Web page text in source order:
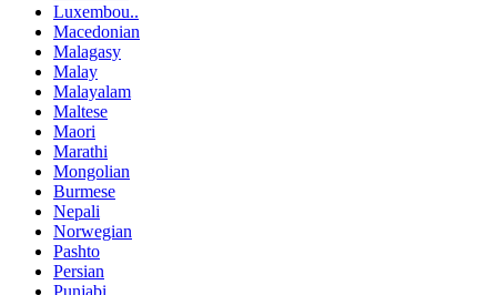
Luxembou..
Macedonian
Malagasy
Malay
Malayalam
Maltese
Maori
Marathi
Mongolian
Burmese
Nepali
Norwegian
Pashto
Persian